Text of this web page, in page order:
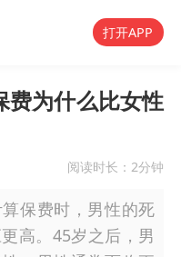
打开APP
费为什么比女性
阅读时长： 2分钟
保费时，男性的死
高。45岁之后，男